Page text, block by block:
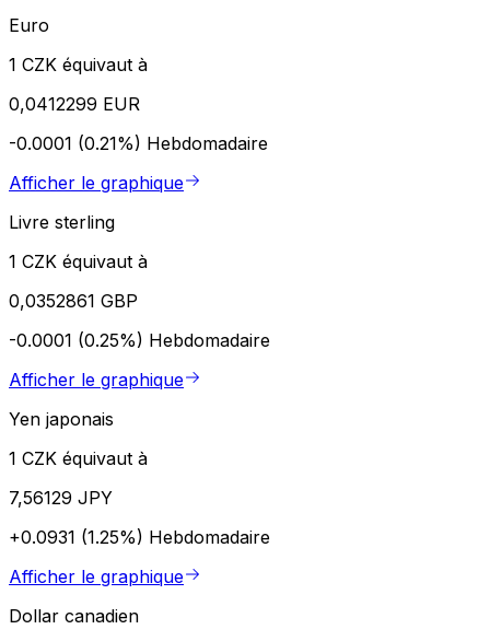
Euro
1 CZK équivaut à
0,0412299 EUR
-0.0001 (0.21%) Hebdomadaire
Afficher le graphique
Livre sterling
1 CZK équivaut à
0,0352861 GBP
-0.0001 (0.25%) Hebdomadaire
Afficher le graphique
Yen japonais
1 CZK équivaut à
7,56129 JPY
+0.0931 (1.25%) Hebdomadaire
Afficher le graphique
Dollar canadien